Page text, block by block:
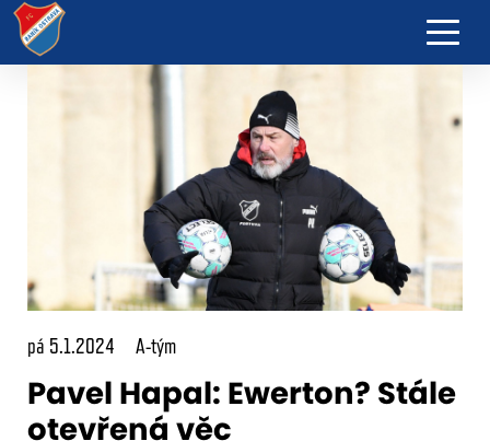
pá 5.1.2024 A-tým
Pavel Hapal: Ewerton? Stále
otevřená věc